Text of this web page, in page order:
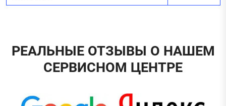
РЕАЛЬНЫЕ ОТЗЫВЫ О НАШЕМ
СЕРВИСНОМ ЦЕНТРЕ